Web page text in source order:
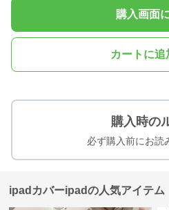
購入画面
カートに追
購入時の
必ず購入前にお読
ipadカバーipadの人気アイテム